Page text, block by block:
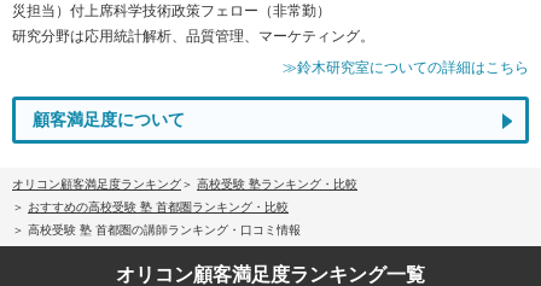
災担当）付上席科学技術政策フェロー（非常勤）
研究分野は応用統計解析、品質管理、マーケティング。
≫鈴木研究室についての詳細はこちら
顧客満足度について
オリコン顧客満足度ランキング
高校受験 塾ランキング・比較
おすすめの高校受験 塾 首都圏ランキング・比較
高校受験 塾 首都圏の講師ランキング・口コミ情報
オリコン顧客満足度ランキング一覧